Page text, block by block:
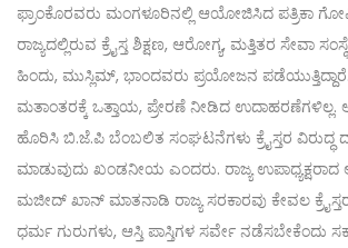
ಫ್ರಾಂಕೊರವರು ಮಂಗಳೂರಿನಲ್ಲಿ ಆಯೋಜಿಸಿದ ಪತ್ರಿಕಾ
ರಾಜ್ಯದಲ್ಲಿರುವ ಕ್ರೈಸ್ತ ಶಿಕ್ಷಣ, ಆರೋಗ್ಯ, ಮತ್ತಿತರ ಸೇವಾ
ಹಿಂದು, ಮುಸ್ಲಿಮ್, ಭಾಂದವರು ಪ್ರಯೋಜನ
ಮತಾಂತರಕ್ಕೆ ಒತ್ತಾಯ, ಪ್ರೇರಣೆ ನೀಡಿದ
ಹೊರಿಸಿ ಬಿ.ಜೆ.ಪಿ ಬೆಂಬಲಿತ ಸಂಘಟನೆಗಳು ಕ್ರೈಸ್ತರ ವಿರುದ್ಧ
ಮಾಡುವುದು ಖಂಡನೀಯ ಎಂದರು. ರಾಜ್ಯ
ಮಜೀದ್ ಖಾನ್ ಮಾತನಾಡಿ ರಾಜ್ಯ ಸರಕಾರವು ಕೇವಲ
ಧರ್ಮ ಗುರುಗಳು, ಆಸ್ತಿ ಪಾಸ್ತಿಗಳ ಸರ್ವೇ ನಡೆಸಬೇಕೆಂದು